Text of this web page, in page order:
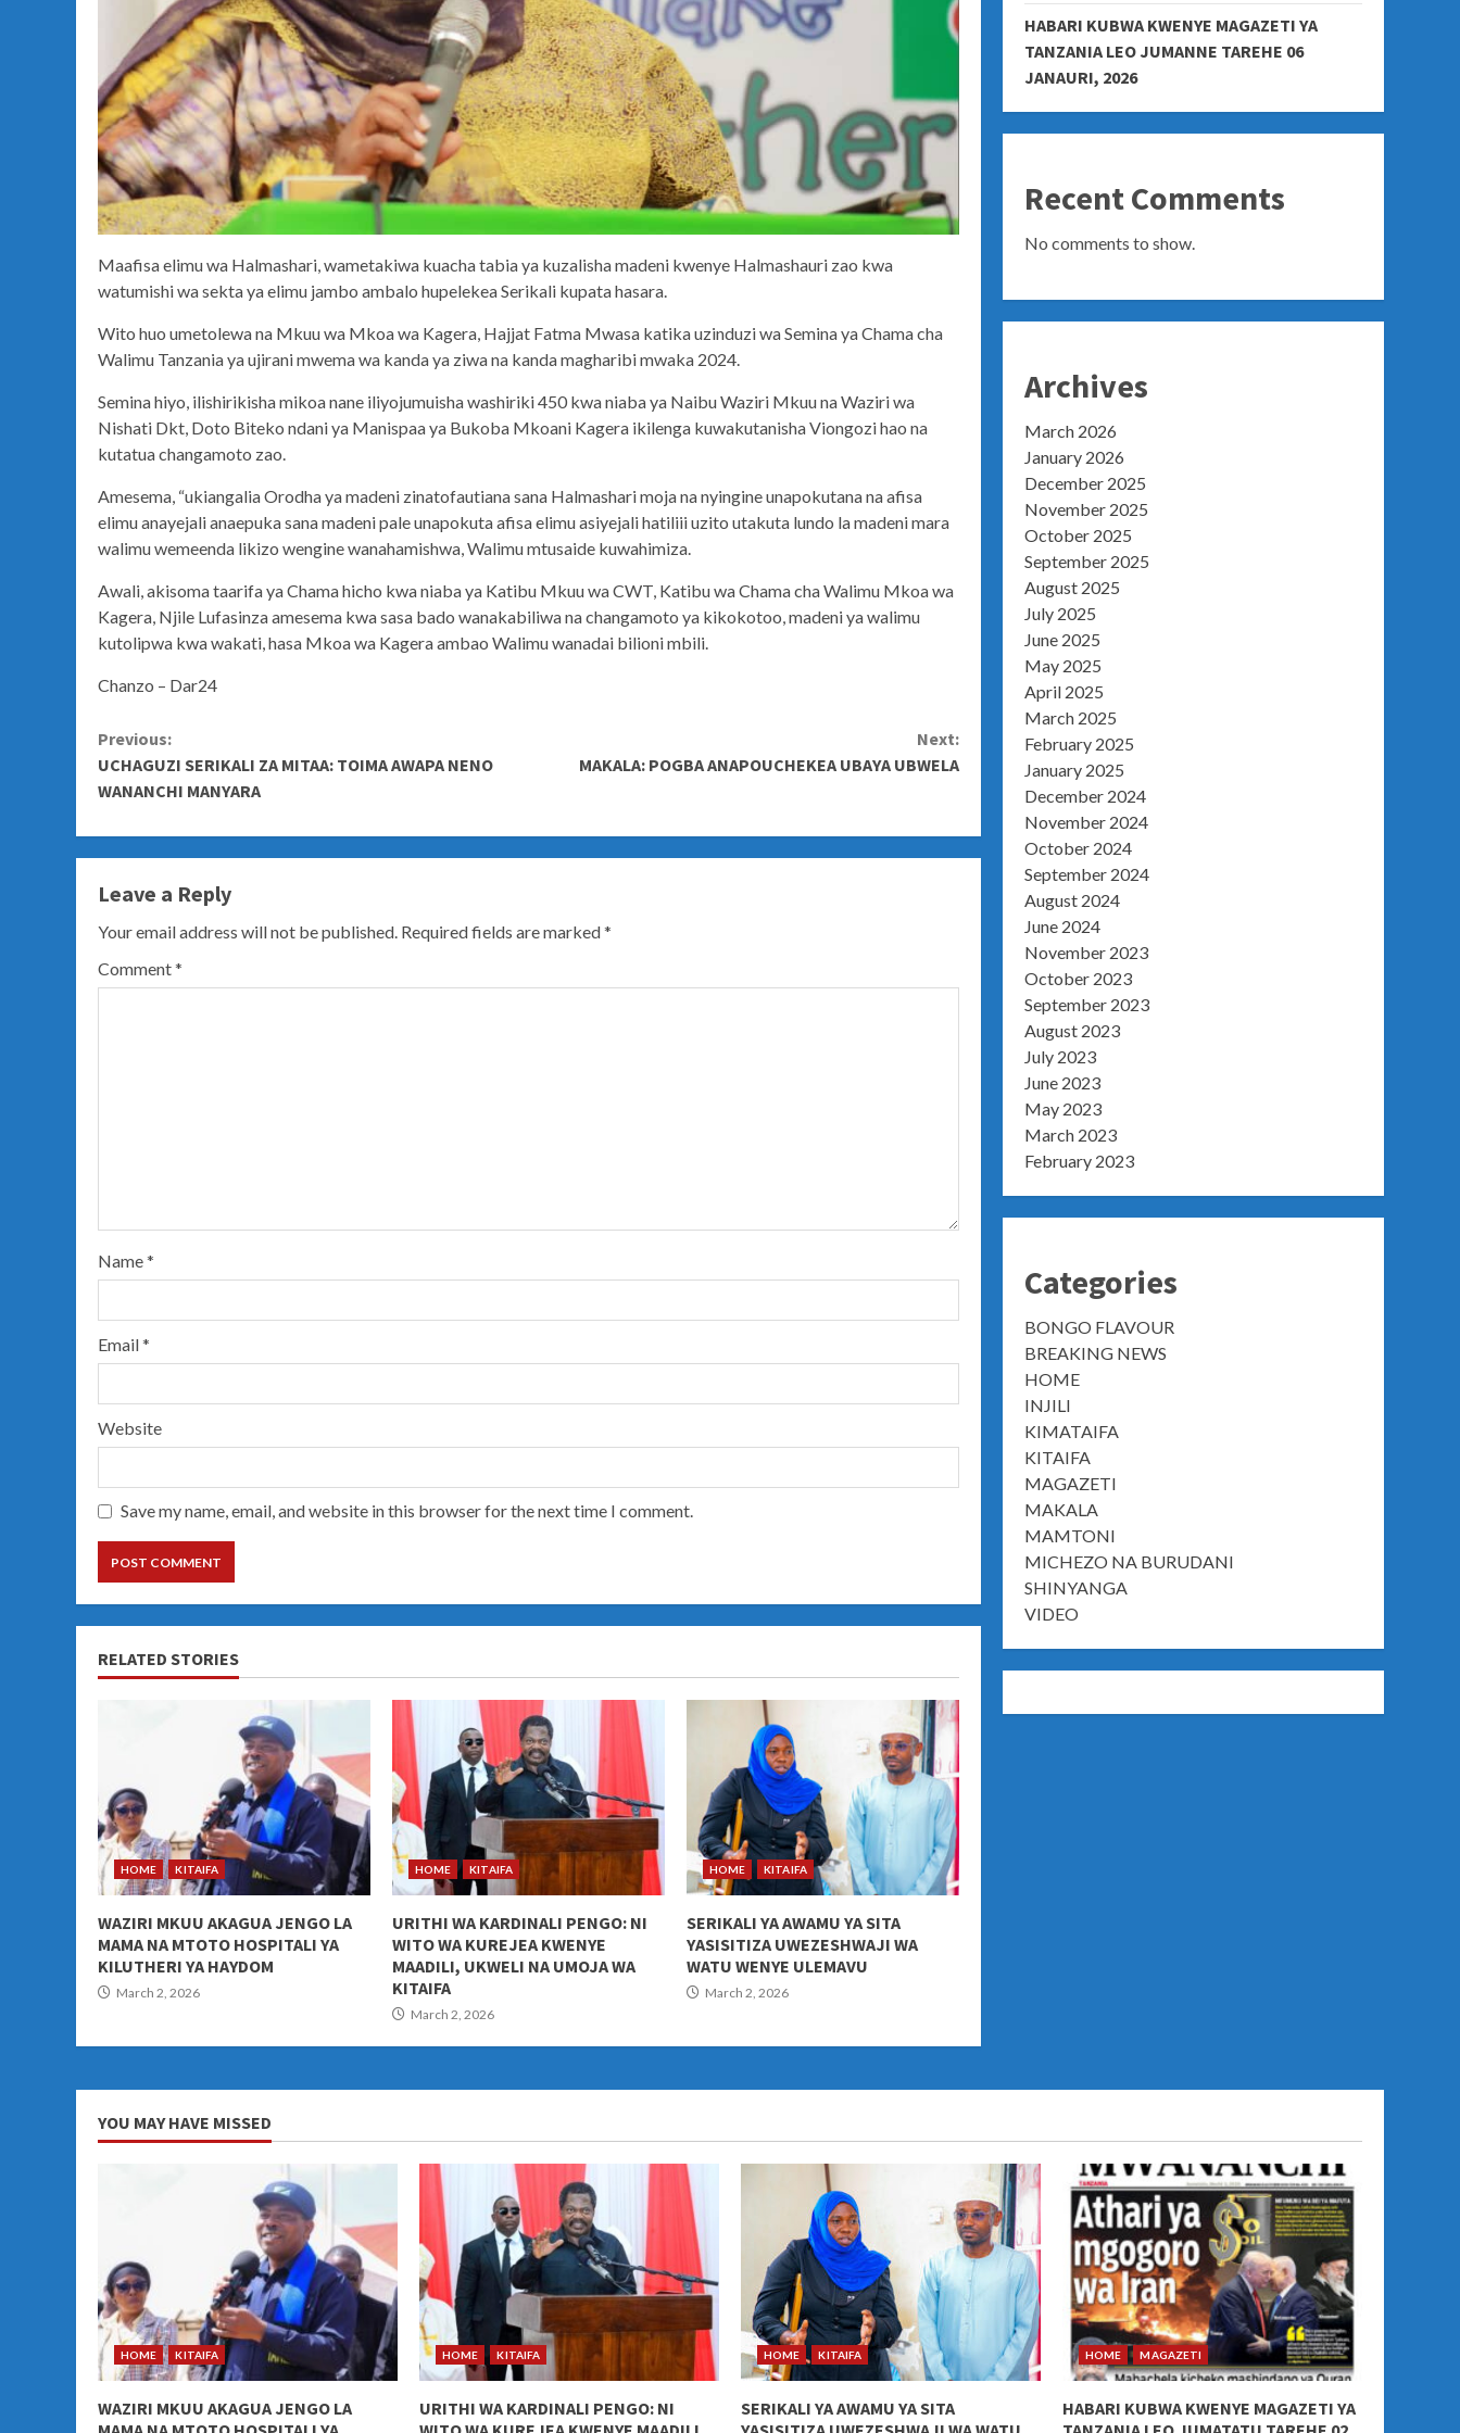
Maafisa elimu wa Halmashari, wametakiwa kuacha tabia ya kuzalisha madeni kwenye Halmashauri zao kwa
watumishi wa sekta ya elimu jambo ambalo hupelekea Serikali kupata hasara.
Wito huo umetolewa na Mkuu wa Mkoa wa Kagera, Hajjat Fatma Mwasa katika uzinduzi wa Semina ya Chama cha
Walimu Tanzania ya ujirani mwema wa kanda ya ziwa na kanda magharibi mwaka 2024.
Semina hiyo, ilishirikisha mikoa nane iliyojumuisha washiriki 450 kwa niaba ya Naibu Waziri Mkuu na Waziri wa
Nishati Dkt, Doto Biteko ndani ya Manispaa ya Bukoba Mkoani Kagera ikilenga kuwakutanisha Viongozi hao na
kutatua changamoto zao.
Amesema, “ukiangalia Orodha ya madeni zinatofautiana sana Halmashari moja na nyingine unapokutana na afisa
elimu anayejali anaepuka sana madeni pale unapokuta afisa elimu asiyejali hatiliii uzito utakuta lundo la madeni mara
walimu wemeenda likizo wengine wanahamishwa, Walimu mtusaide kuwahimiza.
Awali, akisoma taarifa ya Chama hicho kwa niaba ya Katibu Mkuu wa CWT, Katibu wa Chama cha Walimu Mkoa wa
Kagera, Njile Lufasinza amesema kwa sasa bado wanakabiliwa na changamoto ya kikokotoo, madeni ya walimu
kutolipwa kwa wakati, hasa Mkoa wa Kagera ambao Walimu wanadai bilioni mbili.
Chanzo – Dar24
Continue
Reading
Previous:
UCHAGUZI SERIKALI ZA MITAA: TOIMA AWAPA NENO
WANANCHI MANYARA
Next:
MAKALA: POGBA ANAPOUCHEKEA UBAYA UBWELA
Leave a Reply
Your email address will not be published. Required fields are marked*
Comment*
Name*
Email*
Website
Save my name, email, and website in this browser for the next time I comment.
RELATED STORIES
HOME KITAIFA
WAZIRI MKUU AKAGUA JENGO LA
MAMA NA MTOTO HOSPITALI YA
KILUTHERI YA HAYDOM
March 2, 2026
HOME KITAIFA
URITHI WA KARDINALI PENGO: NI
WITO WA KUREJEA KWENYE
MAADILI, UKWELI NA UMOJA WA
KITAIFA
March 2, 2026
HOME KITAIFA
SERIKALI YA AWAMU YA SITA
YASISITIZA UWEZESHWAJI WA
WATU WENYE ULEMAVU
March 2, 2026
HABARI KUBWA KWENYE MAGAZETI YA
TANZANIA LEO JUMANNE TAREHE 06
JANAURI, 2026
Recent Comments
No comments to show.
Archives
March 2026
January 2026
December 2025
November 2025
October 2025
September 2025
August 2025
July 2025
June 2025
May 2025
April 2025
March 2025
February 2025
January 2025
December 2024
November 2024
October 2024
September 2024
August 2024
June 2024
November 2023
October 2023
September 2023
August 2023
July 2023
June 2023
May 2023
March 2023
February 2023
Categories
BONGO FLAVOUR
BREAKING NEWS
HOME
INJILI
KIMATAIFA
KITAIFA
MAGAZETI
MAKALA
MAMTONI
MICHEZO NA BURUDANI
SHINYANGA
VIDEO
YOU MAY HAVE MISSED
HOME KITAIFA
WAZIRI MKUU AKAGUA JENGO LA
HOME KITAIFA
URITHI WA KARDINALI PENGO: NI
HOME KITAIFA
SERIKALI YA AWAMU YA SITA
HOME MAGAZETI
HABARI KUBWA KWENYE MAGAZETI YA